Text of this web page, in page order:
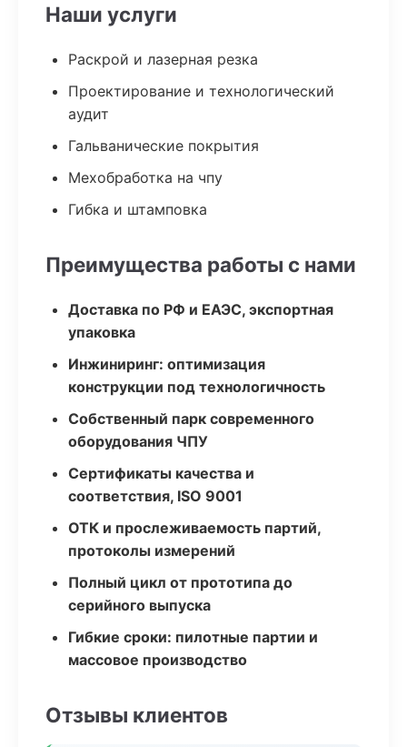
Наши услуги
Раскрой и лазерная резка
Проектирование и технологический
аудит
Гальванические покрытия
Мехобработка на чпу
Гибка и штамповка
Преимущества работы с нами
Доставка по РФ и ЕАЭС, экспортная
упаковка
Инжиниринг: оптимизация
конструкции под технологичность
Собственный парк современного
оборудования ЧПУ
Сертификаты качества и
соответствия, ISO 9001
ОТК и прослеживаемость партий,
протоколы измерений
Полный цикл от прототипа до
серийного выпуска
Гибкие сроки: пилотные партии и
массовое производство
Отзывы клиентов